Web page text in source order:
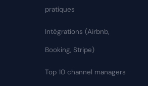
pratiques
Intégrations (Airbnb,
Booking, Stripe)
Top 10 channel managers